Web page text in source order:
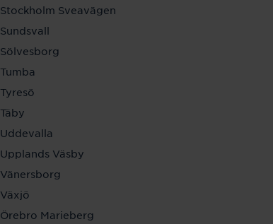
Stockholm Sveavägen
Sundsvall
Sölvesborg
Tumba
Tyresö
Täby
Uddevalla
Upplands Väsby
Vänersborg
Växjö
Örebro Marieberg